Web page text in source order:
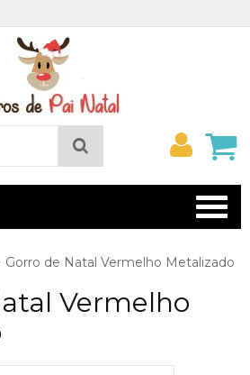
Minha
conta
Gorro de Natal Vermelho Metalizado
Vermelho